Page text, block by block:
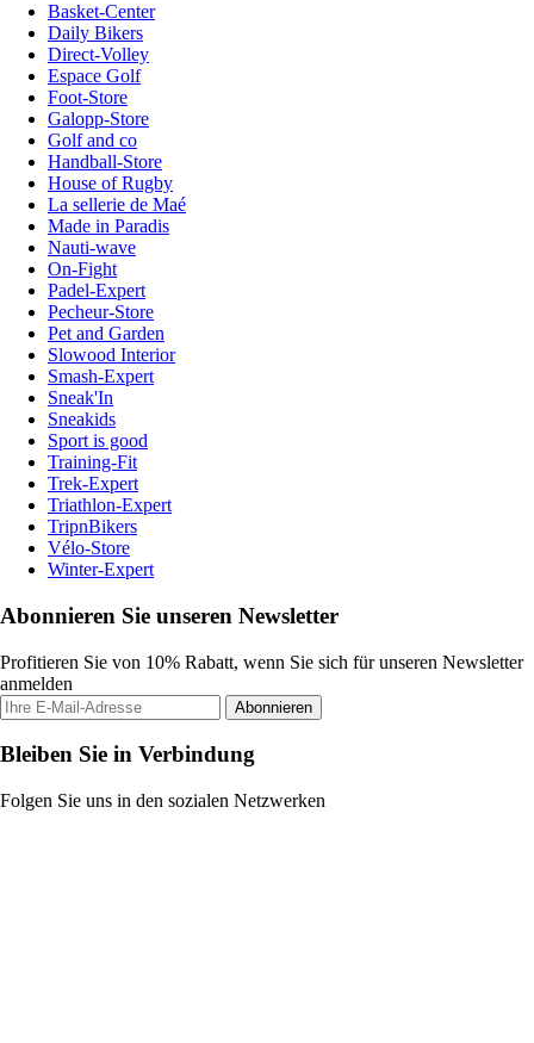
Basket-Center
Daily Bikers
Direct-Volley
Espace Golf
Foot-Store
Galopp-Store
Golf and co
Handball-Store
House of Rugby
La sellerie de Maé
Made in Paradis
Nauti-wave
On-Fight
Padel-Expert
Pecheur-Store
Pet and Garden
Slowood Interior
Smash-Expert
Sneak'In
Sneakids
Sport is good
Training-Fit
Trek-Expert
Triathlon-Expert
TripnBikers
Vélo-Store
Winter-Expert
Abonnieren Sie unseren Newsletter
Profitieren Sie von 10% Rabatt, wenn Sie sich für unseren Newsletter
anmelden
Abonnieren
Bleiben Sie in Verbindung
Folgen Sie uns in den sozialen Netzwerken